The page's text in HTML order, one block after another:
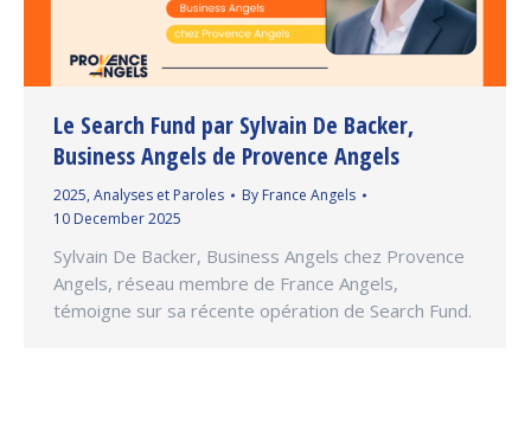
Le Search Fund par Sylvain De Backer,
Business Angels de Provence Angels
2025, Analyses et Paroles By France Angels
10 December 2025
Sylvain De Backer, Business Angels chez Provence
Angels, réseau membre de France Angels,
témoigne sur sa récente opération de Search Fund.